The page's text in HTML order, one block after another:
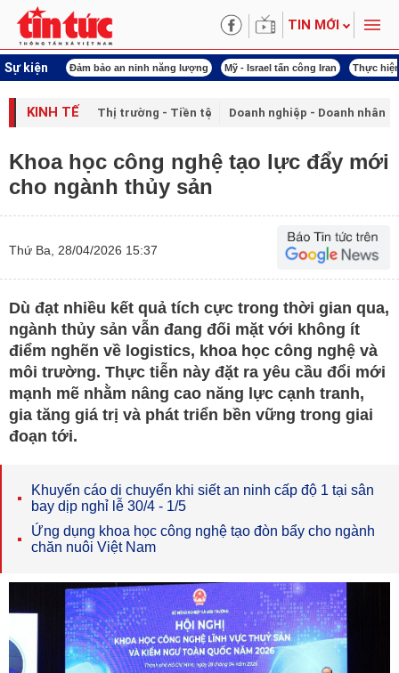
TIN MỚI
Sự kiện
lượng Mỹ - Israel tấn công Iran Thực hiện Nghị quyết 80 Thực hiện
KINH TẾ Thị trường - Tiền tệ Doanh nghiệp - Doanh nhân
Khoa học công nghệ tạo lực đẩy mới
cho ngành thủy sản
Thứ Ba, 28/04/2026 15:37
Dù đạt nhiều kết quả tích cực trong thời gian qua,
ngành thủy sản vẫn đang đối mặt với không ít
điểm nghẽn về logistics, khoa học công nghệ và
môi trường. Thực tiễn này đặt ra yêu cầu đổi mới
mạnh mẽ nhằm nâng cao năng lực cạnh tranh,
gia tăng giá trị và phát triển bền vững trong giai
đoạn tới.
Khuyến cáo di chuyển khi siết an ninh cấp độ 1 tại sân
bay dịp nghỉ lễ 30/4 - 1/5
Ứng dụng khoa học công nghệ tạo đòn bẩy cho ngành
chăn nuôi Việt Nam